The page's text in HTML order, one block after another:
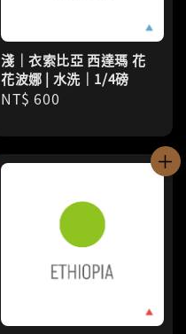
淺｜衣索比亞 西達瑪 花
花波娜 | 水洗｜1/4磅
Regular
NT$ 600